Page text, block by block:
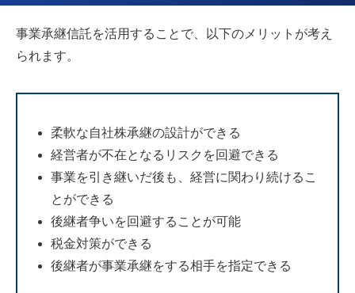
事業承継信託を活用することで、以下のメリットが考え
られます。
柔軟な自社株承継の設計ができる
経営者が不在となるリスクを回避できる
事業を引き継いだ後も、経営に関わり続けるこ
とができる
後継者争いを回避することが可能
税金対策ができる
後継者が事業承継をする相手を指定できる